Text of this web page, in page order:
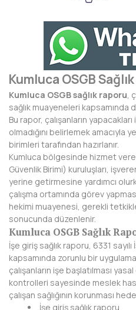
BİTLİS
BOLU
BURDUR
BURSA
ÇANAKKALE
ÇANKIRI
ÇORUM
DENİZLİ
DİYARBAKIR
DÜZCE
EDİRNE
Kumluca OSGB
Kumluca OSGB sağlık raporu ,
sağlık muayeneleri
Bu rapor, çalışanların
olmadığını belirlemek amacıyla
birimleri tarafından hazırlanır.
Kumluca bölgesinde hizmet
Güvenlik Birimi) kuruluşları,
yerine getirmesine yardımcı
çalışma ortamında görev
hekimi muayenesi, gerekli
sonucunda düzenlenir.
Kumluca OSGB Sağlık
İşe giriş sağlık raporu, 6331 sayılı
kapsamında zorunlu bir
çalışanların işe başlatılması
kontrolleri sayesinde meslek
çalışan sağlığının korunması
İşe giriş sağlık raporu